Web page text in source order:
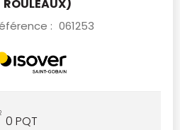
ROULEAUX)
: 061253
0 PQT